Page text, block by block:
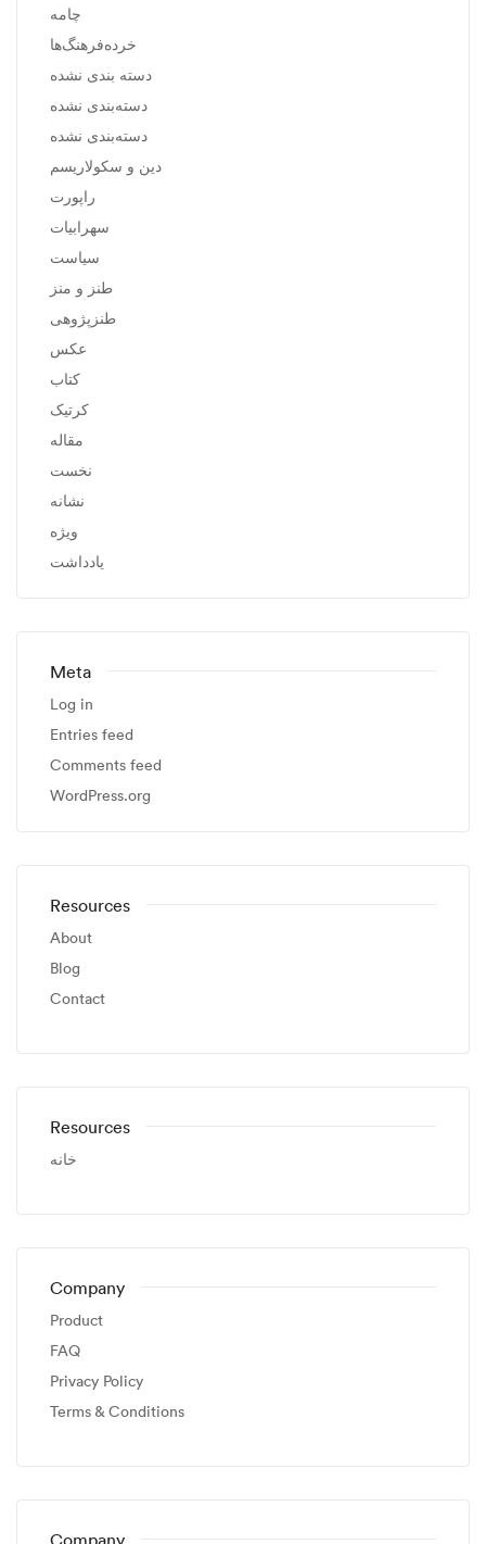
چامه
خرده‌فرهنگ‌ها
دسته بندی نشده
دسته‌بندی نشده
دسته‌بندی نشده
دین و سکولاریسم
راپورت
سهرابیات
سیاست
طنز و منز
طنزپژوهی
عکس
کتاب
کرتیک
مقاله
نخست
نشانه
ویژه
یادداشت
Meta
Log in
Entries feed
Comments feed
WordPress.org
Resources
About
Blog
Contact
Resources
خانه
Company
Product
FAQ
Privacy Policy
Terms & Conditions
Company